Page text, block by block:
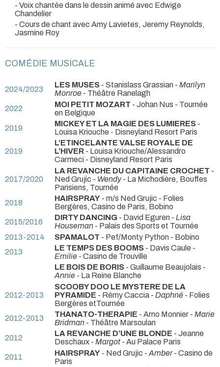
- Voix chantée dans le dessin animé avec Edwige
Chandelier
- Cours de chant avec Amy Lavietes, Jeremy Reynolds,
Jasmine Roy
COMÉDIE MUSICALE
2024/2023 LES MUSES - Stanislass Grassian - Marilyn
Monroe - Théâtre Ranelagh
2022
MOI PETIT MOZART - Johan Nus - Tournée
en Belgique
2019
MICKEY ET LA MAGIE DES LUMIERES -
Louisa Kriouche - Disneyland Resort Paris
2019
L’ETINCELANTE VALSE ROYALE DE
L’HIVER - Louisa Kriouche/Alessandro
Carmeci - Disneyland Resort Paris
2017/2020
LA REVANCHE DU CAPITAINE CROCHET -
Ned Grujic - Wendy- La Michodière, Bouffes
Parisiens, Tournée
2018
HAIRSPRAY - m/s Ned Grujic - Folies
Bergères, Casino de Paris, Bobino
2015/2016
DIRTY DANCING - David Eguren - Lisa
Houseman - Palais des Sports et Tournée
2013-2014
SPAMALOT - Pef/Monty Python - Bobino
2013
LE TEMPS DES BOOMS - Davis Caule -
Emilie - Casino de Trouville
LE BOIS DE BORIS - Guillaume Beaujolais -
Annie - La Reine Blanche
2012-2013
SCOOBY DOO LE MYSTERE DE LA
PYRAMIDE - Rémy Caccia - Daphné - Folies
Bergères etTournée
2012-2013
THANATO-THERAPIE - Arno Monnier - Marie
Bridman - Théâtre Marsoulan
2012
LA REVANCHE D’UNE BLONDE - Jeanne
Deschaux - Margot - Au Palace Paris
2011
HAIRSPRAY - Ned Grujic - Amber- Casino de
Paris